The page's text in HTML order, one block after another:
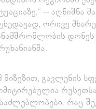
– აღნიშნა
ორივე
დონეს
მიზეზით, გავლენის
რაც